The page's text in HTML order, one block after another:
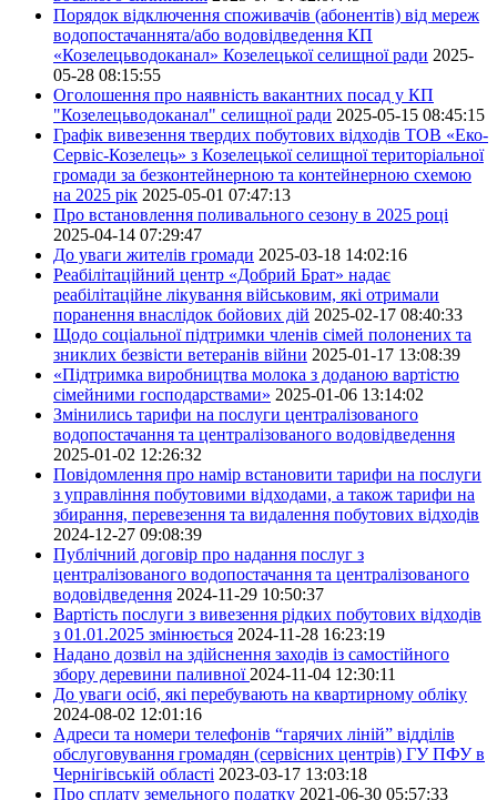
Порядок відключення споживачів (абонентів) від мереж
водопостачаннята/або водовідведення КП
«Козелецьводоканал» Козелецької селищної ради 2025-
05-28 08:15:55
Оголошення про наявність вакантних посад у КП
"Козелецьводоканал" селищної ради 2025-05-15 08:45:15
Графік вивезення твердих побутових відходів ТОВ «Еко-
Сервіс-Козелець» з Козелецької селищної територіальної
громади за безконтейнерною та контейнерною схемою
на 2025 рік 2025-05-01 07:47:13
Про встановлення поливального сезону в 2025 році
2025-04-14 07:29:47
До уваги жителів громади 2025-03-18 14:02:16
Реабілітаційний центр «Добрий Брат» надає
реабілітаційне лікування військовим, які отримали
поранення внаслідок бойових дій 2025-02-17 08:40:33
Щодо соціальної підтримки членів сімей полонених та
зниклих безвісти ветеранів війни 2025-01-17 13:08:39
«Підтримка виробництва молока з доданою вартістю
сімейними господарствами» 2025-01-06 13:14:02
Змінились тарифи на послуги централізованого
водопостачання та централізованого водовідведення
2025-01-02 12:26:32
Повідомлення про намір встановити тарифи на послуги
з управління побутовими відходами, а також тарифи на
збирання, перевезення та видалення побутових відходів
2024-12-27 09:08:39
Публічний договір про надання послуг з
централізованого водопостачання та централізованого
водовідведення 2024-11-29 10:50:37
Вартість послуги з вивезення рідких побутових відходів
з 01.01.2025 змінюється 2024-11-28 16:23:19
Надано дозвіл на здійснення заходів із самостійного
збору деревини паливної 2024-11-04 12:30:11
До уваги осіб, які перебувають на квартирному обліку
2024-08-02 12:01:16
Адреси та номери телефонів “гарячих ліній” відділів
обслуговування громадян (сервісних центрів) ГУ ПФУ в
Чернігівській області 2023-03-17 13:03:18
Про сплату земельного податку 2021-06-30 05:57:33